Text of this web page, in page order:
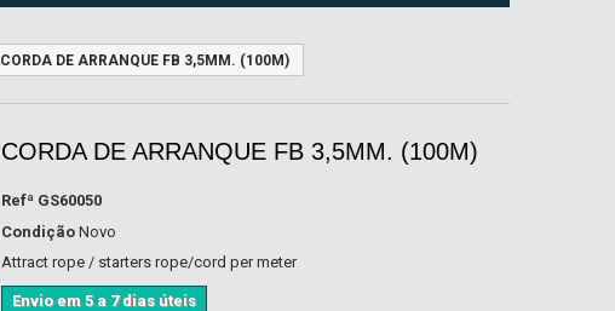
CORDA DE ARRANQUE FB 3,5MM. (100M)
CORDA DE ARRANQUE FB 3,5MM. (100M)
Refª GS60050
Condição Novo
Attract rope / starters rope/cord per meter
Envio em 5 a 7 dias úteis